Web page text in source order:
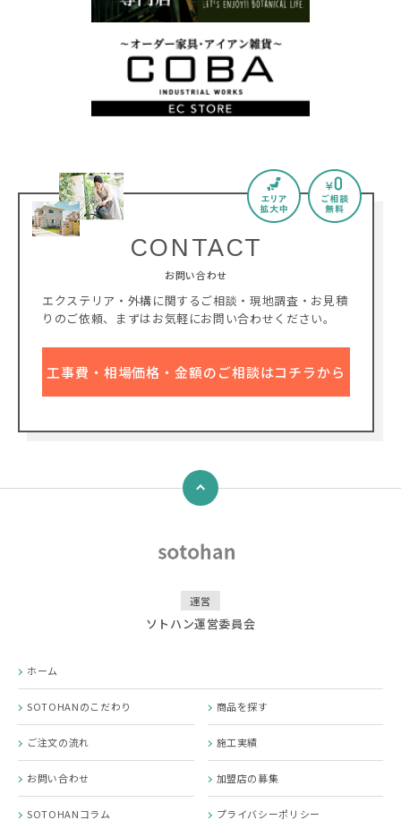
CONTACT
お問い合わせ
エクステリア・外構に関するご相談・現地調査・お見積
りのご依頼、
まずはお気軽にお問い合わせください。
工事費・相場価格・金額のご相談はコチラから
↑
運営
ソトハン運営委員会
ホーム
SOTOHANのこだわり 商品を探す
ご注文の流れ 施工実績
お問い合わせ 加盟店の募集
SOTOHANコラム プライバシーポリシー